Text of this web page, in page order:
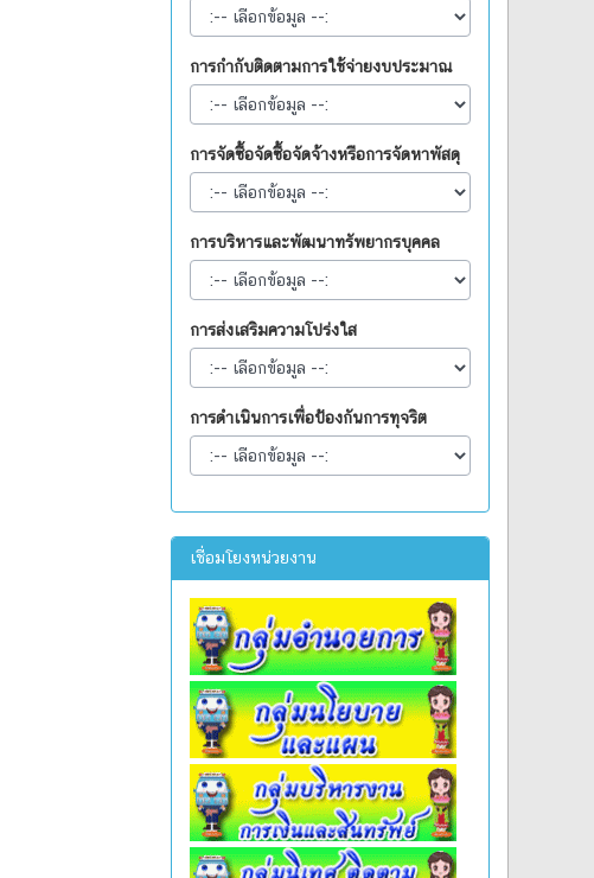
การกำกับติดตามการใช้จ่ายงบประมาณ
การจัดซื้อจัดซื้อจัดจ้างหรือการจัดหาพัสดุ
การบริหารและพัฒนาทรัพยากรบุคคล
การส่งเสริมความโปร่งใส
การดำเนินการเพื่อป้องกันการทุจริต
เชื่อมโยงหน่วยงาน